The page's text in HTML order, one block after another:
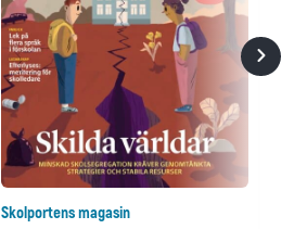
Skolportens magasin